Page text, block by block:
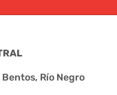
Río Negro